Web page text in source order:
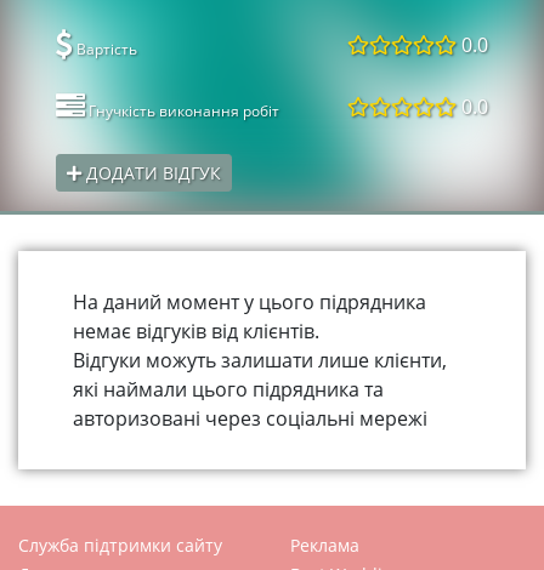
Вартість 0.0
Гнучкість виконання робіт 0.0
ДОДАТИ ВІДГУК
На даний момент у цього підрядника
немає відгуків від клієнтів.
Відгуки можуть залишати лише клієнти,
які наймали цього підрядника та
авторизовані через соціальні мережі
Служба підтримки сайту
Реклама